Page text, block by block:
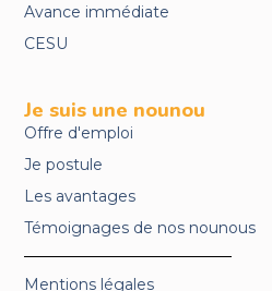
Je suis une nounou
Offre d'emploi
Je postule
Les avantages
Témoignages de nos nounous
Mentions légales
Avance immédiate
CESU